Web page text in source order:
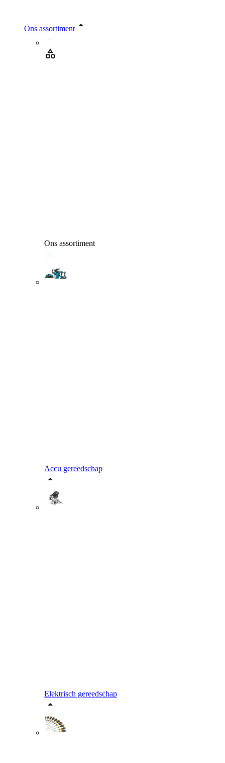
Ons assortiment
Ons assortiment
Accu gereedschap
Elektrisch gereedschap